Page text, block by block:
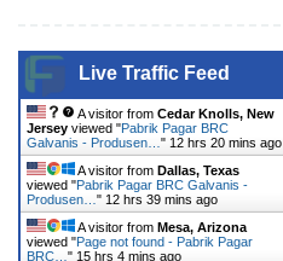
Live Traffic Feed
A visitor from Cedar Knolls, New
Jersey viewed "Pabrik Pagar BRC
Galvanis - Produsen… " 12 hrs 20 mins ago
A visitor from Dallas, Texas
viewed "Pabrik Pagar BRC Galvanis -
Produsen… " 12 hrs 39 mins ago
A visitor from Mesa, Arizona
viewed "Page not found - Pabrik Pagar
BRC… " 15 hrs 4 mins ago